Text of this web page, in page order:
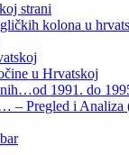
strani
kolona u
u Hrvatskoj
1991. do
– Pregled i Analiza